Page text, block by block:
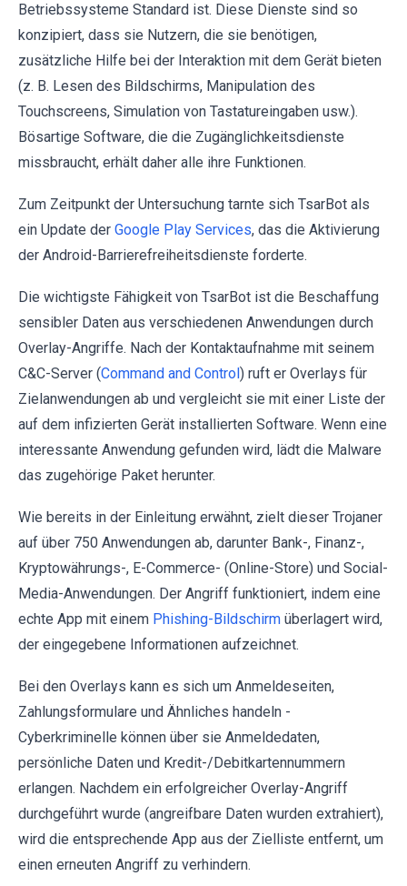
Betriebssysteme Standard ist. Diese Dienste sind so
konzipiert, dass sie Nutzern, die sie benötigen,
zusätzliche Hilfe bei der Interaktion mit dem Gerät bieten
(z. B. Lesen des Bildschirms, Manipulation des
Touchscreens, Simulation von Tastatureingaben usw.).
Bösartige Software, die die Zugänglichkeitsdienste
missbraucht, erhält daher alle ihre Funktionen.
Zum Zeitpunkt der Untersuchung tarnte sich TsarBot als
ein Update der Google Play Services, das die Aktivierung
der Android-Barrierefreiheitsdienste forderte.
Die wichtigste Fähigkeit von TsarBot ist die Beschaffung
sensibler Daten aus verschiedenen Anwendungen durch
Overlay-Angriffe. Nach der Kontaktaufnahme mit seinem
C&C-Server (Command and Control) ruft er Overlays für
Zielanwendungen ab und vergleicht sie mit einer Liste der
auf dem infizierten Gerät installierten Software. Wenn eine
interessante Anwendung gefunden wird, lädt die Malware
das zugehörige Paket herunter.
Wie bereits in der Einleitung erwähnt, zielt dieser Trojaner
auf über 750 Anwendungen ab, darunter Bank-, Finanz-,
Kryptowährungs-, E-Commerce- (Online-Store) und Social-
Media-Anwendungen. Der Angriff funktioniert, indem eine
echte App mit einem Phishing-Bildschirm überlagert wird,
der eingegebene Informationen aufzeichnet.
Bei den Overlays kann es sich um Anmeldeseiten,
Zahlungsformulare und Ähnliches handeln -
Cyberkriminelle können über sie Anmeldedaten,
persönliche Daten und Kredit-/Debitkartennummern
erlangen. Nachdem ein erfolgreicher Overlay-Angriff
durchgeführt wurde (angreifbare Daten wurden extrahiert),
wird die entsprechende App aus der Zielliste entfernt, um
einen erneuten Angriff zu verhindern.